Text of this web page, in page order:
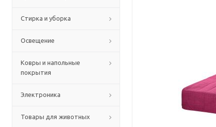
Стирка и уборка
Освещение
Ковры и напольные
покрытия
Электроника
Товары для животных